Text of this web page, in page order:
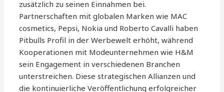
zusätzlich zu seinen Einnahmen bei.
Partnerschaften mit globalen Marken wie MAC
cosmetics, Pepsi, Nokia und Roberto Cavalli haben
Pitbulls Profil in der Werbewelt erhöht, während
Kooperationen mit Modeunternehmen wie H&M
sein Engagement in verschiedenen Branchen
unterstreichen. Diese strategischen Allianzen und
die kontinuierliche Veröffentlichung erfolgreicher